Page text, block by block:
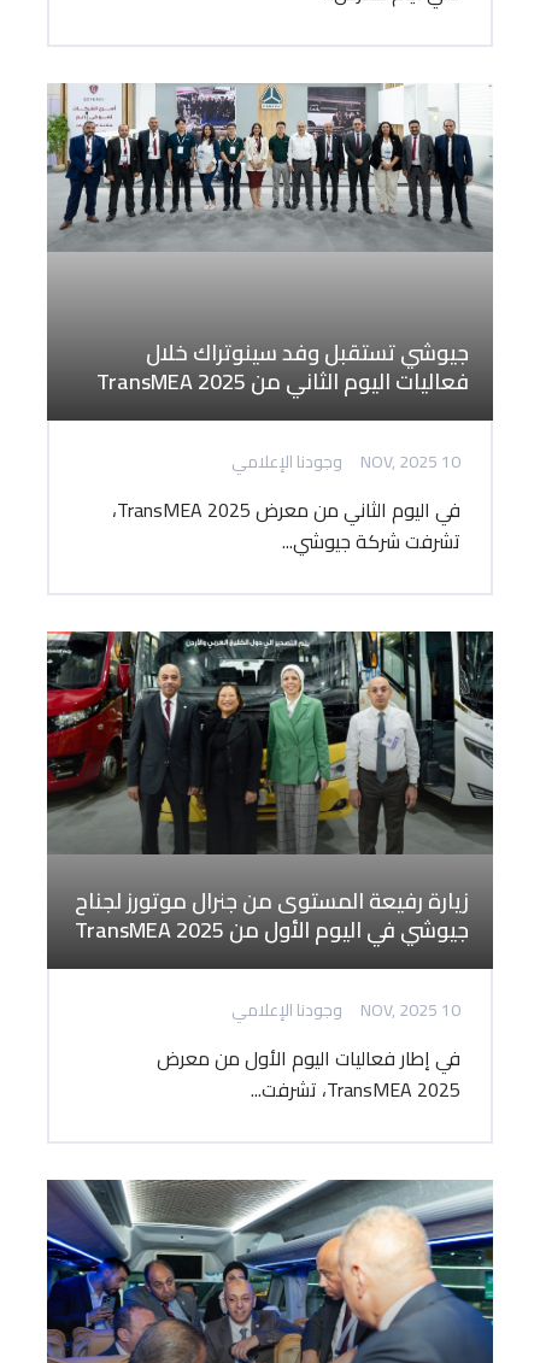
جيوشي تستقبل وفد سينوتراك خلال
فعاليات اليوم الثاني من TransMEA 2025
10 NOV, 2025 وجودنا الإعلامي
في اليوم الثاني من معرض TransMEA 2025،
تشرفت شركة جيوشي...
زيارة رفيعة المستوى من جنرال موتورز لجناح
جيوشي في اليوم الأول من TransMEA 2025
10 NOV, 2025 وجودنا الإعلامي
في إطار فعاليات اليوم الأول من معرض
TransMEA 2025، تشرفت...